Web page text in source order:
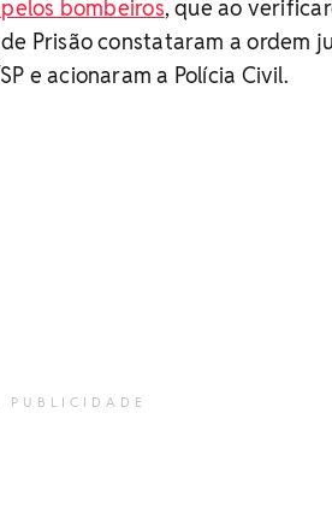
bombeiros, que ao
Prisão constataram a ordem
e acionaram a Polícia Civil.